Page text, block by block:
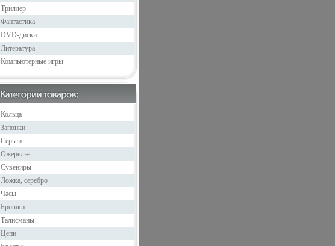
Триллер
Фантастика
DVD-диски
Литература
Компьютерные игры
Кольца
Запонки
Серьги
Ожерелье
Сувениры
Ложка, серебро
Часы
Брошки
Талисманы
Цепи